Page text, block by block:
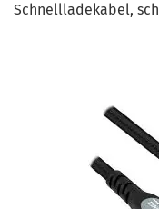
Schnellladekabel,